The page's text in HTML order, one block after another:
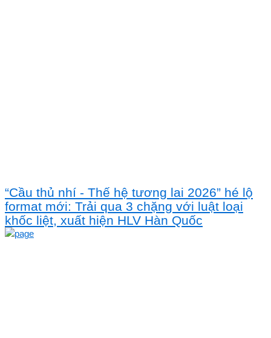
“Cầu thủ nhí - Thế hệ tương lai 2026” hé lộ
format mới: Trải qua 3 chặng với luật loại
khốc liệt, xuất hiện HLV Hàn Quốc